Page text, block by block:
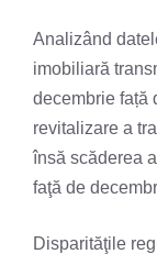
Analizând
imobiliară
decembrie față
revitalizare a
însă scăderea
faţă de
Disparităţile